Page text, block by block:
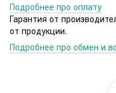
Подробнее про оплату
Гарантия от
от продукции.
Подробнее про обмен и